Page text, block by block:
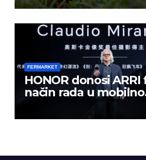
FERMARKET
HONOR donosi
način rada u mobilno
kreiranje sadržaja